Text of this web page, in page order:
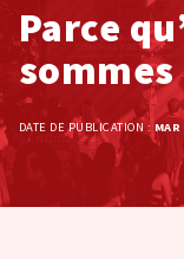
Parce
DATE DE PUBLICATION :